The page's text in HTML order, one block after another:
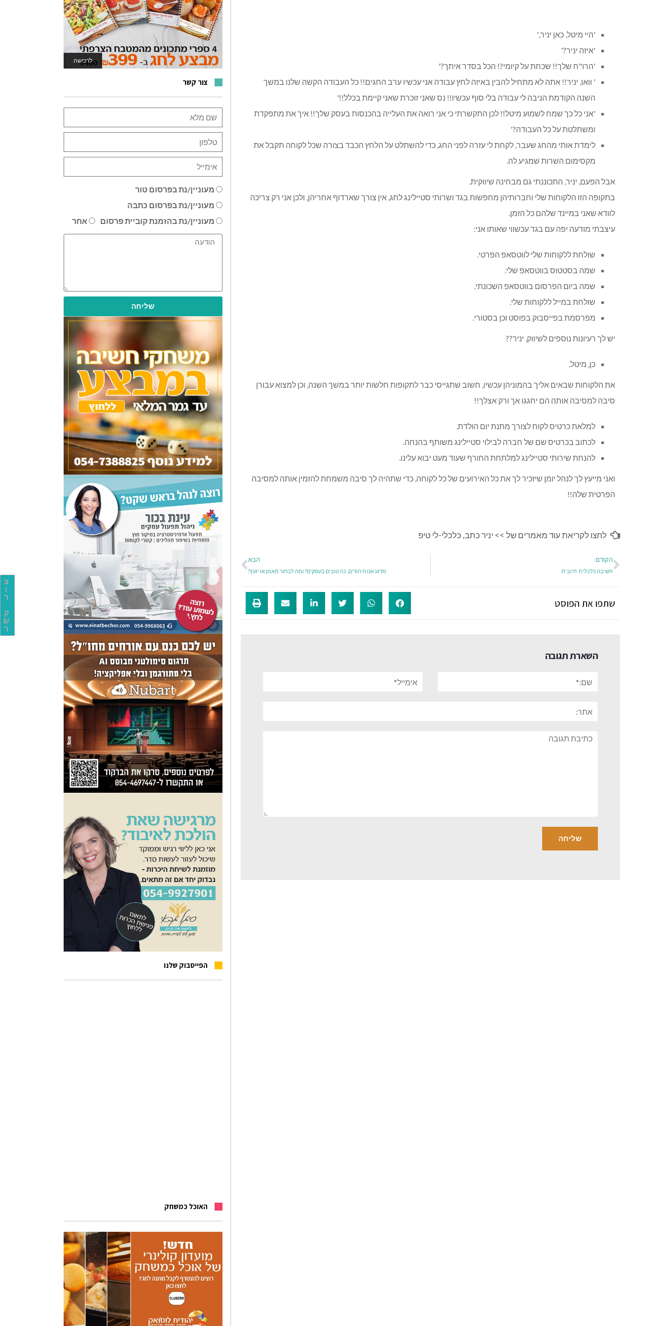
צ
ו
ר
ק
ש
ר
'היי מיטל, כאן יניר,'
'איזה יניר?'
'הרו"ח שלך!! שכחת על קיומי?! הכל בסדר איתך?'
' וואו, יניר!! אתה לא מתחיל להבין באיזה לחץ עבודה אני עכשיו ערב החגים!! כל העבודה הקשה שלנו במשך
השנה הקודמת הניבה לי עבודה בלי סוף עכשיו!! נס שאני זוכרת שאני קיימת בכלל!!'
'אני כל כך שמח לשמוע מיטל!! לכן התקשרתי כי אני רואה את העלייה בהכנסות בעסק שלך!! איך את מתפקדת
ומשתלטת על כל העבודה?'
לימדת אותי מהחג שעבר, לקחת לי עזרה לפני החג, כדי להשתלט על הלחץ הכבד בצורה שכל לקוחה תקבל את
מקסימום השרות שמגיע לה.
אבל הפעם, יניר, התכוננתי גם מבחינה שיווקית.
בתקופה הזו הלקוחות שלי וחברותיהן מחפשות בגד ושרותי סטיילינג לחג, אין צורך שארדוף אחריהן, ולכן אני רק צריכה
לוודא שאני במיינד שלהם כל הזמן.
עיצבתי מודעה יפה עם בגד עכשווי שאותו אני:
שולחת ללקוחות שלי לווטסאפ הפרטי.
שמה בסטטוס בווטסאפ שלי.
שמה ביום הפרסום בווטסאפ השכונתי.
שולחת במייל ללקוחות שלי.
מפרסמת בפייסבוק בפוסט וכן בסטורי.
יש לך רעיונות נוספים לשיווק, יניר??
כן, מיטל.
את הלקוחות שבאים אליך בהמוניהן עכשיו, חשוב שתגייסי כבר לתקופות חלשות יותר במשך השנה, וכן למצוא עבורן
סיבה למסיבה אותה הם יחגגו אך ורק אצלך!!
למלאת כרטיס לקוח לצורך מתנת יום הולדת.
לכתוב בכרטיס שם של חברה לבילוי סטיילינג משותף בהנחה.
להנחת שירותי סטיילינג למלתחת החורף שעוד מעט יבוא עלינו.
ואני מייעץ לך לנהל יומן שיזכיר לך את כל האירועים של כל לקוחה, כדי שתהיה לך סיבה משמחת להזמין אותה למסיבה
הפרטית שלה!!
לחצו לקריאת עוד מאמרים של >> יניר כתב, כלכלי-לי טיפ
הקודם
חשיבה כלכלית חיובית
הבא
מדוע אנו היהודים, כה טובים בעסקים? ומה לבחור מאמן או יועץ?
שתפו את הפוסט
השארת תגובה
תגובה
לרכישה
לאתר המשחקים
צור קשר
מעוניין/נת בפרסום טור
מעוניין/נת בפרסום כתבה
מעוניין/נת בהזמנת קוביית פרסום
אחר
שליחה
הפייסבוק שלנו
האוכל כמשחק